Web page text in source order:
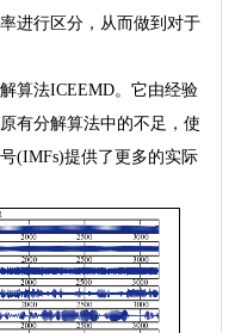
进行区分，从而做到对于
算法ICEEMD。它由经验
有分解算法中的不足，使
(IMFs)提供了更多的实际